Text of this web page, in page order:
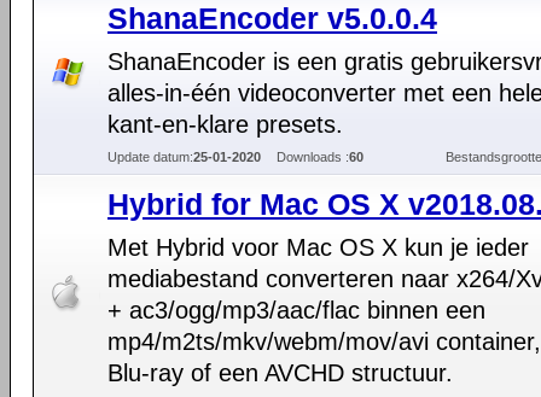
ShanaEncoder v5.0.0.4
ShanaEncoder is een gratis
alles-in-één videoconverter met een
kant-en-klare presets.
Update datum:25-01-2020 Downloads :60
Hybrid for Mac OS X
Met Hybrid voor Mac OS X kun je ieder
mediabestand converteren naar x264/
+ ac3/ogg/mp3/aac/flac binnen een
mp4/m2ts/mkv/webm/mov/avi
Blu-ray of een AVCHD structuur.